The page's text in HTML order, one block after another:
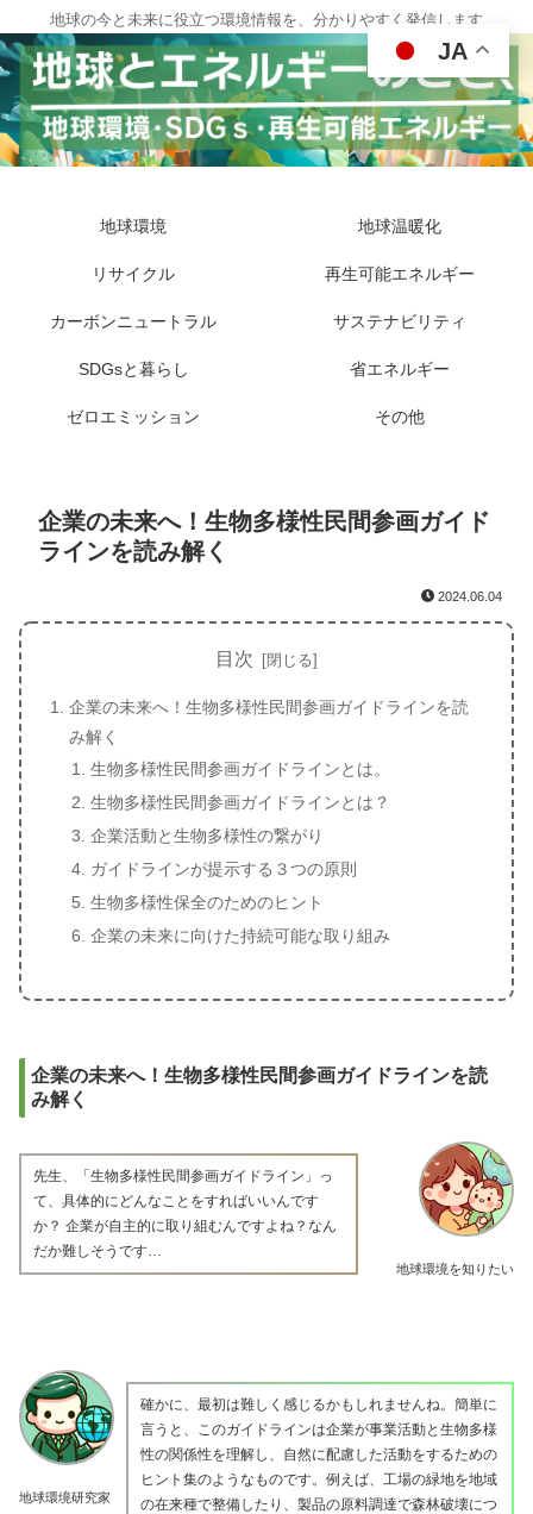
地球の今と未来に役立つ環境情報を、分かりやすく発信します
地球環境 地球温暖化
リサイクル 再生可能エネルギー
カーボンニュートラル サステナビリティ
SDGsと暮らし 省エネルギー
ゼロエミッション その他
企業の未来へ！生物多様性民間参画ガイド
ラインを読み解く
2024.06.04
目次
企業の未来へ！生物多様性民間参画ガイドラインを読
み解く
生物多様性民間参画ガイドラインとは。
生物多様性民間参画ガイドラインとは？
企業活動と生物多様性の繋がり
ガイドラインが提示する３つの原則
生物多様性保全のためのヒント
企業の未来に向けた持続可能な取り組み
企業の未来へ！生物多様性民間参画ガイドラインを読
み解く
地球環境を知りたい
先生、「生物多様性民間参画ガイドライン」っ
て、具体的にどんなことをすればいいんです
か？ 企業が自主的に取り組むんですよね？なん
だか難しそうです…
地球環境研究家
確かに、最初は難しく感じるかもしれませんね。簡単に
言うと、このガイドラインは企業が事業活動と生物多様
性の関係性を理解し、自然に配慮した活動をするための
ヒント集のようなものです。例えば、工場の緑地を地域
の在来種で整備したり、製品の原料調達で森林破壊につ
JA